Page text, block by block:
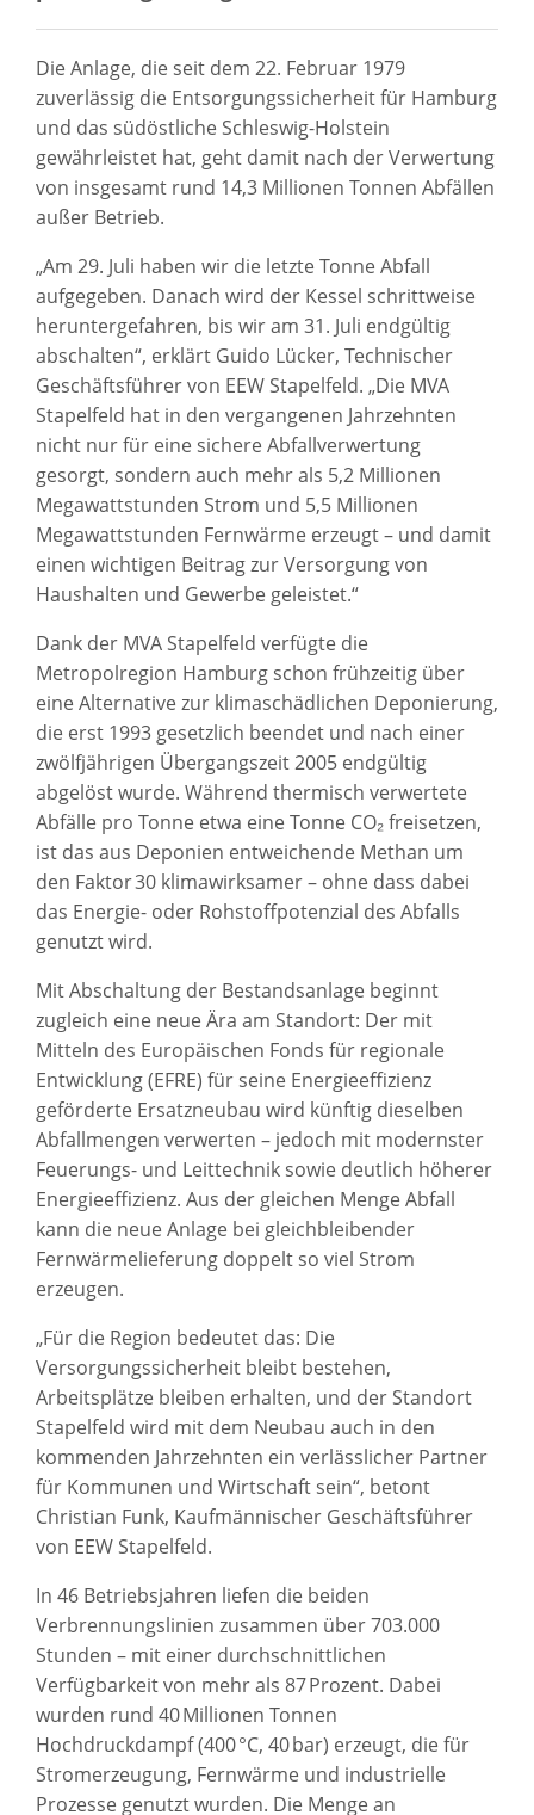
Die Anlage, die seit dem 22. Februar 1979
zuverlässig die Entsorgungssicherheit für Hamburg
und das südöstliche Schleswig-Holstein
gewährleistet hat, geht damit nach der Verwertung
von insgesamt rund 14,3 Millionen Tonnen Abfällen
außer Betrieb.
„Am 29. Juli haben wir die letzte Tonne Abfall
aufgegeben. Danach wird der Kessel schrittweise
heruntergefahren, bis wir am 31. Juli endgültig
abschalten“, erklärt Guido Lücker, Technischer
Geschäftsführer von EEW Stapelfeld. „Die MVA
Stapelfeld hat in den vergangenen Jahrzehnten
nicht nur für eine sichere Abfallverwertung
gesorgt, sondern auch mehr als 5,2 Millionen
Megawattstunden Strom und 5,5 Millionen
Megawattstunden Fernwärme erzeugt – und damit
einen wichtigen Beitrag zur Versorgung von
Haushalten und Gewerbe geleistet.“
Dank der MVA Stapelfeld verfügte die
Metropolregion Hamburg schon frühzeitig über
eine Alternative zur klimaschädlichen Deponierung,
die erst 1993 gesetzlich beendet und nach einer
zwölfjährigen Übergangszeit 2005 endgültig
abgelöst wurde. Während thermisch verwertete
Abfälle pro Tonne etwa eine Tonne CO₂ freisetzen,
ist das aus Deponien entweichende Methan um
den Faktor 30 klimawirksamer – ohne dass dabei
das Energie- oder Rohstoffpotenzial des Abfalls
genutzt wird.
Mit Abschaltung der Bestandsanlage beginnt
zugleich eine neue Ära am Standort: Der mit
Mitteln des Europäischen Fonds für regionale
Entwicklung (EFRE) für seine Energieeffizienz
geförderte Ersatzneubau wird künftig dieselben
Abfallmengen verwerten – jedoch mit modernster
Feuerungs- und Leittechnik sowie deutlich höherer
Energieeffizienz. Aus der gleichen Menge Abfall
kann die neue Anlage bei gleichbleibender
Fernwärmelieferung doppelt so viel Strom
erzeugen.
„Für die Region bedeutet das: Die
Versorgungssicherheit bleibt bestehen,
Arbeitsplätze bleiben erhalten, und der Standort
Stapelfeld wird mit dem Neubau auch in den
kommenden Jahrzehnten ein verlässlicher Partner
für Kommunen und Wirtschaft sein“, betont
Christian Funk, Kaufmännischer Geschäftsführer
von EEW Stapelfeld.
In 46 Betriebsjahren liefen die beiden
Verbrennungslinien zusammen über 703.000
Stunden – mit einer durchschnittlichen
Verfügbarkeit von mehr als 87 Prozent. Dabei
wurden rund 40 Millionen Tonnen
Hochdruckdampf (400 °C, 40 bar) erzeugt, die für
Stromerzeugung, Fernwärme und industrielle
Prozesse genutzt wurden. Die Menge an